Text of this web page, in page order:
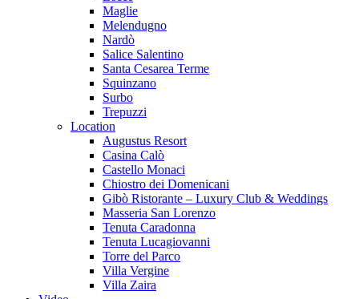
Maglie
Melendugno
Nardò
Salice Salentino
Santa Cesarea Terme
Squinzano
Surbo
Trepuzzi
Location
Augustus Resort
Casina Calò
Castello Monaci
Chiostro dei Domenicani
Gibò Ristorante – Luxury Club & Weddings
Masseria San Lorenzo
Tenuta Caradonna
Tenuta Lucagiovanni
Torre del Parco
Villa Vergine
Villa Zaira